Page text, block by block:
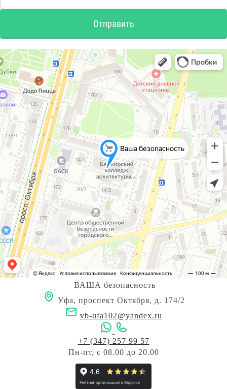
ВАША безопасность
Уфа, проспект Октября, д. 174/2
vb-ufa102@yandex.ru
+7 (347) 257 99 57
Пн-пт, с 08.00 до 20.00